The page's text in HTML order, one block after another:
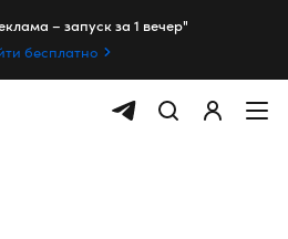
– запуск за 1 вечер"
бесплатно